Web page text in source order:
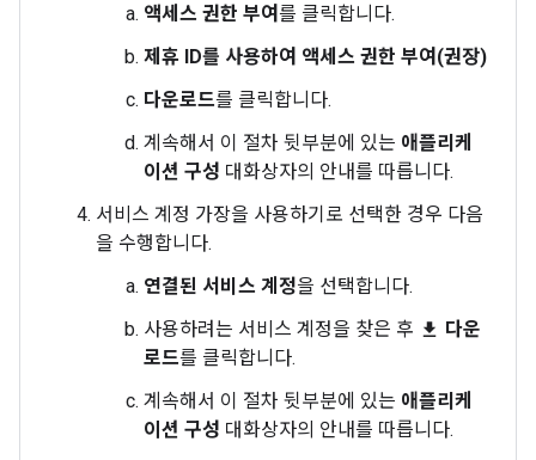
액세스 권한 부여 를 클릭합니다.
제휴 ID를 사용하여 액세스 권한 부여(권장)
다운로드를 클릭합니다.
계속해서 이 절차 뒷부분에 있는 애플리케
이션 구성 대화상자의 안내를 따릅니다.
서비스 계정 가장을 사용하기로 선택한 경우 다음
을 수행합니다.
연결된 서비스 계정을 선택합니다.
사용하려는 서비스 계정을 찾은 후 file_download 다운
로드를 클릭합니다.
계속해서 이 절차 뒷부분에 있는 애플리케
이션 구성 대화상자의 안내를 따릅니다.